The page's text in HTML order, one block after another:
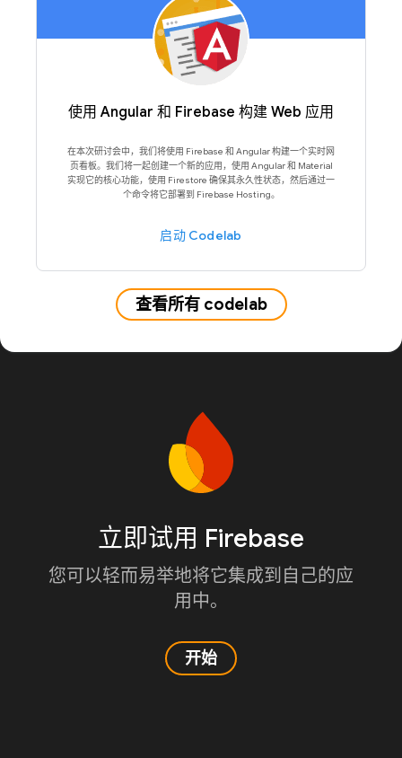
使用 Angular 和 Firebase 构建 Web 应用
在本次研讨会中，我们将使用 Firebase 和 Angular 构建一个实时网
页看板。我们将一起创建一个新的应用，使用 Angular 和 Material
实现它的核心功能，使用 Firestore 确保其永久性状态，然后通过一
个命令将它部署到 Firebase Hosting。
启动 Codelab
查看所有 codelab
立即试用 Firebase
您可以轻而易举地将它集成到自己的应
用中。
开始